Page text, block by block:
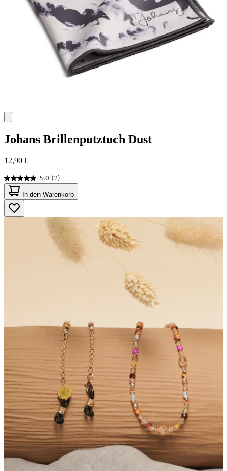
Johans Brillenputztuch Dust
12,90 €
5.0 (2)
5.0
von
5
Sternen.
2
Bewertungen
In den Warenkorb